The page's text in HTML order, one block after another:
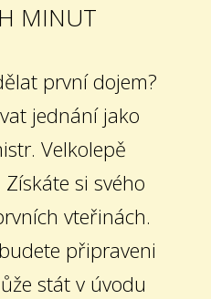
MINUT
první dojem?
jednání jako
Velkolepě
si svého
vteřinách.
připraveni
stát v úvodu